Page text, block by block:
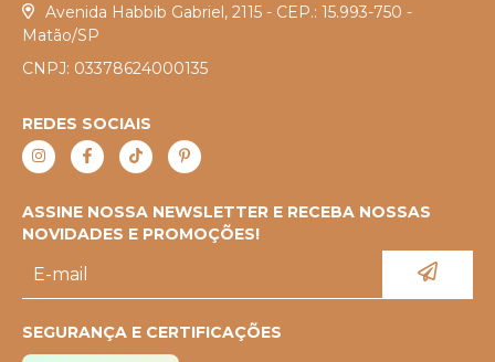
Avenida Habbib Gabriel, 2115 - CEP.: 15.993-750 -
Matão/SP
CNPJ: 03378624000135
REDES SOCIAIS
ASSINE NOSSA NEWSLETTER E RECEBA NOSSAS
NOVIDADES E PROMOÇÕES!
SEGURANÇA E CERTIFICAÇÕES